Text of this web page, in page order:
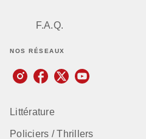
F.A.Q.
NOS RÉSEAUX
Littérature
Policiers / Thrillers